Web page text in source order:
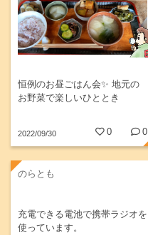
恒例のお昼ごはん会✨ 地元の
お野菜で楽しいひととき
2022/09/30 0 0
のらとも
充電できる電池で携帯ラジオを
使っています。